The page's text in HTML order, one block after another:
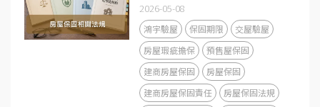
2026-05-08
鴻宇驗屋 保固期限
交屋驗屋
房屋瑕疵擔保
預售屋保固
建商房屋保固
房屋保固
建商房屋保固責任
房屋保固法規